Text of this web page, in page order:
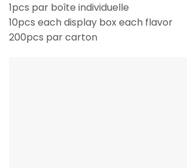
1pcs par boîte individuelle
10pcs each display box each flavor
200pcs par carton